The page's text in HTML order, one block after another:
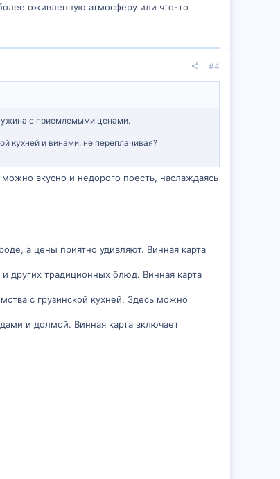
оживленную атмосферу или что-то
#4
ужина с приемлемыми ценами.
кухней и винами, не переплачивая?
вкусно и недорого поесть, наслаждаясь
а цены приятно удивляют. Винная карта
других традиционных блюд. Винная карта
с грузинской кухней. Здесь можно
и долмой. Винная карта включает